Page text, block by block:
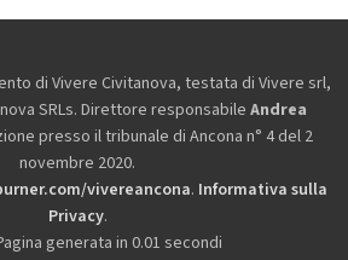
di Vivere Civitanova, testata di Vivere srl,
SRLs. Direttore responsabile Andrea
presso il tribunale di Ancona n° 4 del 2
novembre 2020.
vivereancona. Informativa sulla
Privacy.
generata in 0.01 secondi